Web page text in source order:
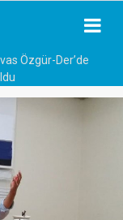
Özgür-Der’de